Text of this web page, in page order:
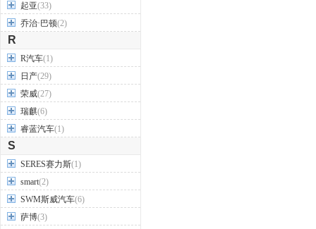
起亚(33)
乔治·巴顿(2)
R
R汽车(1)
日产(29)
荣威(27)
瑞麒(6)
睿蓝汽车(1)
S
SERES赛力斯(1)
smart(2)
SWM斯威汽车(6)
萨博(3)